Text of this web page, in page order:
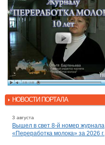
НОВОСТИ ПОРТАЛА
3 августа
Вышел в свет 8-й номер журнала
«Переработка молока» за 2026 г.